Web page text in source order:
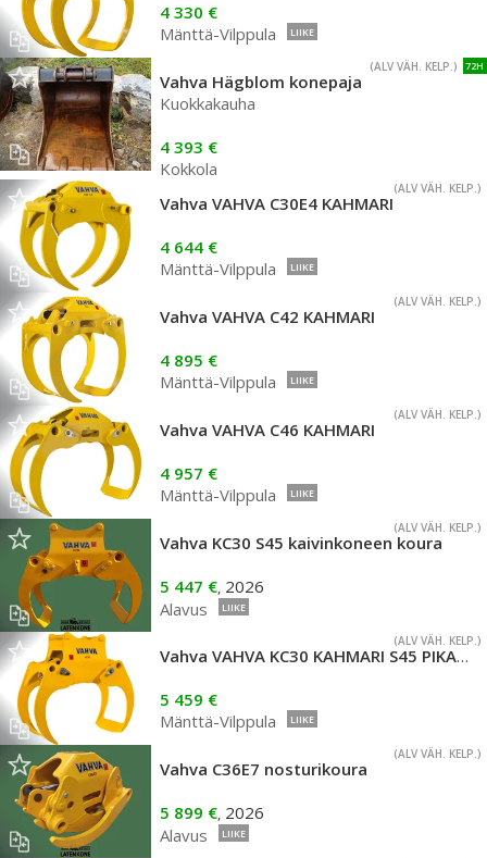
4 330 €
Mänttä-Vilppula
LIIKE
72H
(ALV VÄH. KELP.)
Vahva Hägblom konepaja
Kuokkakauha
4 393 €
Kokkola
(ALV VÄH. KELP.)
Vahva VAHVA C30E4 KAHMARI
4 644 €
Mänttä-Vilppula
LIIKE
(ALV VÄH. KELP.)
Vahva VAHVA C42 KAHMARI
4 895 €
Mänttä-Vilppula
LIIKE
(ALV VÄH. KELP.)
Vahva VAHVA C46 KAHMARI
4 957 €
Mänttä-Vilppula
LIIKE
(ALV VÄH. KELP.)
Vahva KC30 S45 kaivinkoneen koura
5 447 €, 2026
Alavus
LIIKE
(ALV VÄH. KELP.)
Vahva VAHVA KC30 KAHMARI S45 PIKAKIINNIKKEELLÄ
5 459 €
Mänttä-Vilppula
LIIKE
(ALV VÄH. KELP.)
Vahva C36E7 nosturikoura
5 899 €, 2026
Alavus
LIIKE